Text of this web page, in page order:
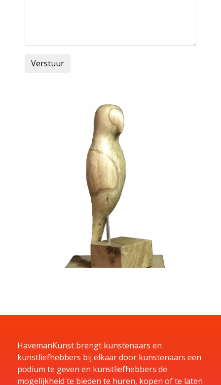
HavemanKunst brengt kunstenaars en
kunstliefhebbers bij elkaar door kunstenaars een
podium te geven en kunstliefhebbers de
mogelijkheid te bieden te huren, kopen of te laten